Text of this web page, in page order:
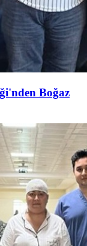
Boğaz